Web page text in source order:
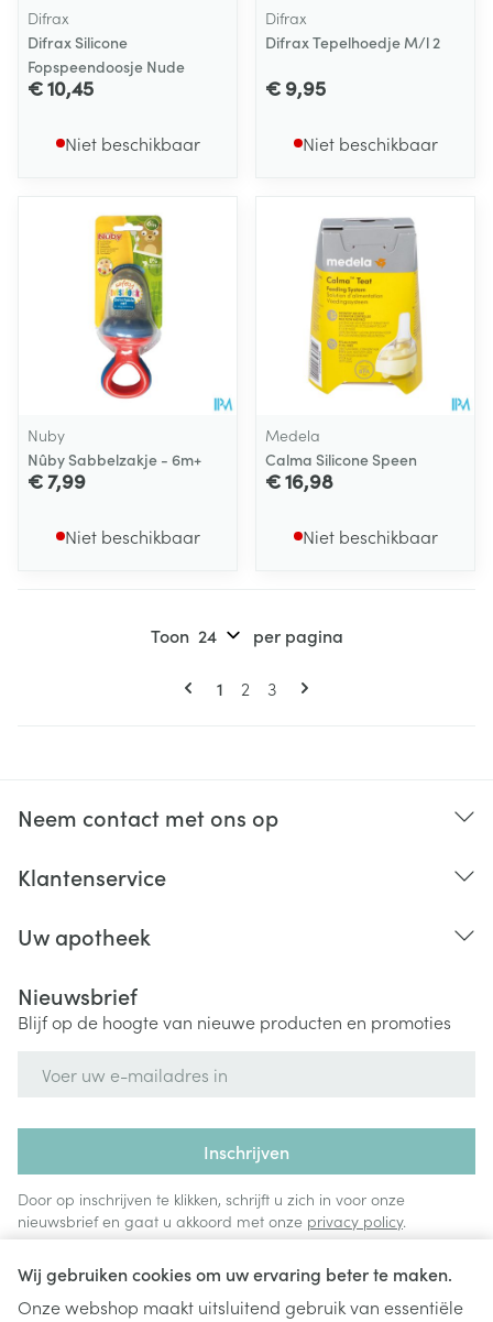
Wij gebruiken cookies om uw ervaring beter te maken.
Onze webshop maakt uitsluitend gebruik van essentiële
Difrax
Difrax Silicone
Fopspeendoosje Nude
€ 10,45
Niet beschikbaar
Difrax
Difrax Tepelhoedje M/l 2
€ 9,95
Niet beschikbaar
Nuby
Nûby Sabbelzakje - 6m+
€ 7,99
Niet beschikbaar
Medela
Calma Silicone Speen
€ 16,98
Niet beschikbaar
Pagina's
U lees momenteel pagina
1 Pagina
2 Pagina
3
Toon per pagina
Neem contact met ons op
Klantenservice
Uw apotheek
Nieuwsbrief
Blijf op de hoogte van nieuwe producten en promoties
Inschrijven
Door op inschrijven te klikken, schrijft u zich in voor onze
nieuwsbrief en gaat u akkoord met onze privacy policy.